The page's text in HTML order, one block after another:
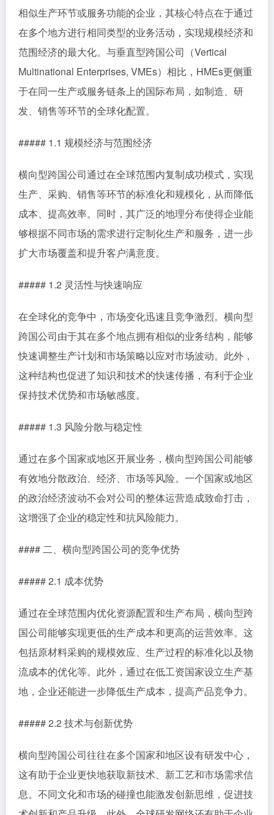
相似生产环节或服务功能的企业，其核心特点在于通过
在多个地方进行相同类型的业务活动，实现规模经济和
范围经济的最大化。与垂直型跨国公司（Vertical
Multinational Enterprises, VMEs）相比，HMEs更侧重
于在同一生产或服务链条上的国际布局，如制造、研
发、销售等环节的全球化配置。
##### 1.1 规模经济与范围经济
横向型跨国公司通过在全球范围内复制成功模式，实现
生产、采购、销售等环节的标准化和规模化，从而降低
成本、提高效率。同时，其广泛的地理分布使得企业能
够根据不同市场的需求进行定制化生产和服务，进一步
扩大市场覆盖和提升客户满意度。
##### 1.2 灵活性与快速响应
在全球化的竞争中，市场变化迅速且竞争激烈。横向型
跨国公司由于其在多个地点拥有相似的业务结构，能够
快速调整生产计划和市场策略以应对市场波动。此外，
这种结构也促进了知识和技术的快速传播，有利于企业
保持技术优势和市场敏感度。
##### 1.3 风险分散与稳定性
通过在多个国家或地区开展业务，横向型跨国公司能够
有效地分散政治、经济、市场等风险。一个国家或地区
的政治经济波动不会对公司的整体运营造成致命打击，
这增强了企业的稳定性和抗风险能力。
#### 二、横向型跨国公司的竞争优势
##### 2.1 成本优势
通过在全球范围内优化资源配置和生产布局，横向型跨
国公司能够实现更低的生产成本和更高的运营效率。这
包括原材料采购的规模效应、生产过程的标准化以及物
流成本的优化等。此外，通过在低工资国家设立生产基
地，企业还能进一步降低生产成本，提高产品竞争力。
##### 2.2 技术与创新优势
横向型跨国公司往往在多个国家和地区设有研发中心，
这有助于企业更快地获取新技术、新工艺和市场需求信
息。不同文化和市场的碰撞也能激发创新思维，促进技